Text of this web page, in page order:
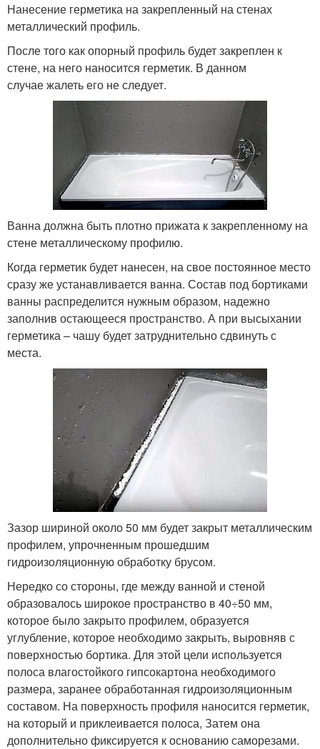
Нанесение герметика на закрепленный на стенах
металлический профиль.
После того как опорный профиль будет закреплен к
стене, на него наносится герметик. В данном
случае жалеть его не следует.
Ванна должна быть плотно прижата к закрепленному на
стене металлическому профилю.
Когда герметик будет нанесен, на свое постоянное место
сразу же устанавливается ванна. Состав под бортиками
ванны распределится нужным образом, надежно
заполнив остающееся пространство. А при высыхании
герметика – чашу будет затруднительно сдвинуть с
места.
Зазор шириной около 50 мм будет закрыт металлическим
профилем, упрочненным прошедшим
гидроизоляционную обработку брусом.
Нередко со стороны, где между ванной и стеной
образовалось широкое пространство в 40÷50 мм,
которое было закрыто профилем, образуется
углубление, которое необходимо закрыть, выровняв с
поверхностью бортика. Для этой цели используется
полоса влагостойкого гипсокартона необходимого
размера, заранее обработанная гидроизоляционным
составом. На поверхность профиля наносится герметик,
на который и приклеивается полоса, Затем она
дополнительно фиксируется к основанию саморезами.